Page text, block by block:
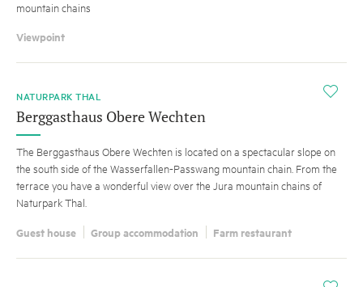
mountain chains
Viewpoint
i
NATURPARK THAL
Berggasthaus Obere Wechten
The Berggasthaus Obere Wechten is located on a spectacular slope on
the south side of the Wasserfallen-Passwang mountain chain. From the
terrace you have a wonderful view over the Jura mountain chains of
Naturpark Thal.
Guest house Group accommodation Farm restaurant